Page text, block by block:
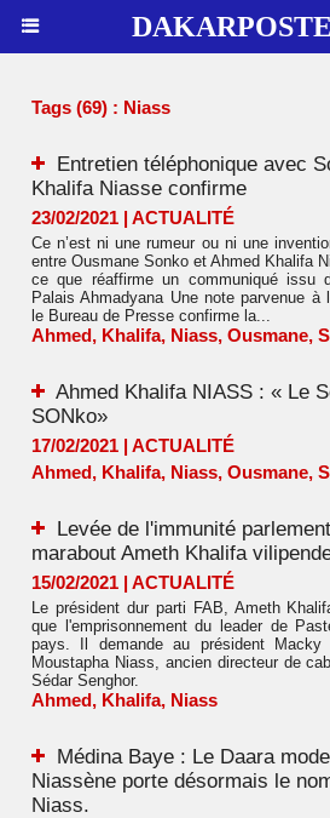
Tags (69) : Niass
Entretien téléphonique avec
Khalifa Niasse confirme
23/02/2021 | ACTUALITÉ
Ce n’est ni une rumeur ou ni une
entre Ousmane Sonko et Ahmed Khalifa
ce que réaffirme un communiqué issu
Palais Ahmadyana Une note parvenue à
le Bureau de Presse confirme la...
Ahmed, Khalifa, Niass, Ousmane,
Ahmed Khalifa NIASS : « Le
SONko»
17/02/2021 | ACTUALITÉ
Ahmed, Khalifa, Niass, Ousmane,
Levée de l'immunité
marabout Ameth Khalifa
15/02/2021 | ACTUALITÉ
Le président dur parti FAB, Ameth
que l'emprisonnement du leader de
pays. Il demande au président
Moustapha Niass, ancien directeur de
Sédar Senghor.
Ahmed, Khalifa, Niass
Médina Baye : Le Daara
Niassène porte désormais le
Niass.